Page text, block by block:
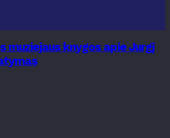
muziejaus knygos apie Jurgį